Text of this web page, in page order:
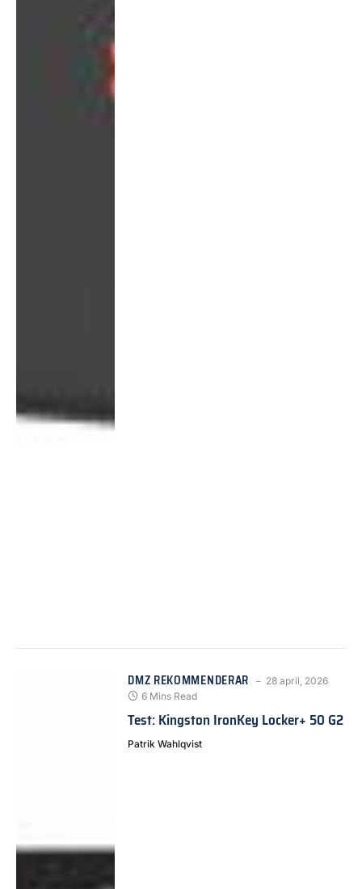
DMZ REKOMMENDERAR
28 april, 2026
6 Mins Read
Test: Kingston IronKey Locker+ 50 G2
Patrik Wahlqvist